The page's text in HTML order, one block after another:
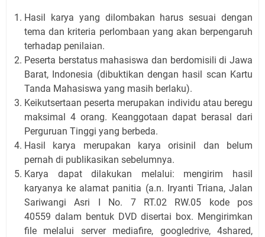
Hasil karya yang dilombakan harus sesuai dengan
tema dan kriteria perlombaan yang akan berpengaruh
terhadap penilaian.
Peserta berstatus mahasiswa dan berdomisili di Jawa
Barat, Indonesia (dibuktikan dengan hasil scan Kartu
Tanda Mahasiswa yang masih berlaku).
Keikutsertaan peserta merupakan individu atau beregu
maksimal 4 orang. Keanggotaan dapat berasal dari
Perguruan Tinggi yang berbeda.
Hasil karya merupakan karya orisinil dan belum
pernah di publikasikan sebelumnya.
Karya dapat dilakukan melalui: mengirim hasil
karyanya ke alamat panitia (a.n. Iryanti Triana, Jalan
Sariwangi Asri I No. 7 RT.02 RW.05 kode pos
40559 dalam bentuk DVD disertai box. Mengirimkan
file melalui server mediafire, googledrive, 4shared,